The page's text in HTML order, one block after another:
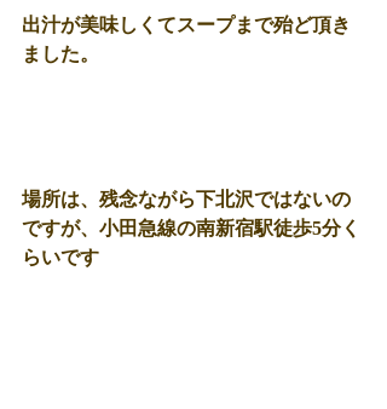
出汁が美味しくてスープまで殆ど頂き
ました。
場所は、残念ながら下北沢ではないの
ですが、小田急線の南新宿駅徒歩5分く
らいです